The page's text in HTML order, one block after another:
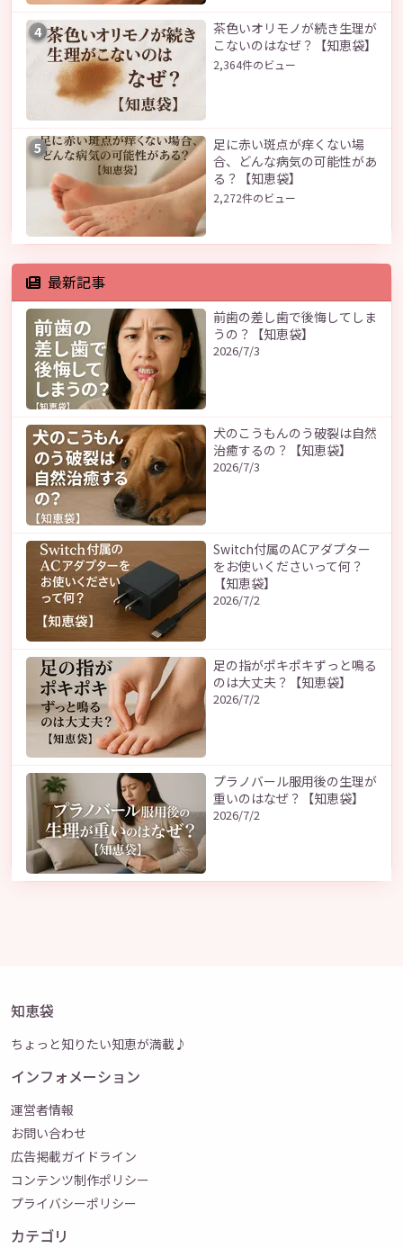
4
茶色いオリモノが続き生理が
こないのはなぜ？【知恵袋】
2,364件のビュー
5
足に赤い斑点が痒くない場
合、どんな病気の可能性があ
る？【知恵袋】
2,272件のビュー
最新記事
前歯の差し歯で後悔してしま
うの？【知恵袋】
2026/7/3
犬のこうもんのう破裂は自然
治癒するの？【知恵袋】
2026/7/3
Switch付属のACアダプター
をお使いくださいって何？
【知恵袋】
2026/7/2
足の指がポキポキずっと鳴る
のは大丈夫？【知恵袋】
2026/7/2
プラノバール服用後の生理が
重いのはなぜ？【知恵袋】
2026/7/2
知恵袋
ちょっと知りたい知恵が満載♪
インフォメーション
運営者情報
お問い合わせ
広告掲載ガイドライン
コンテンツ制作ポリシー
プライバシーポリシー
カテゴリ